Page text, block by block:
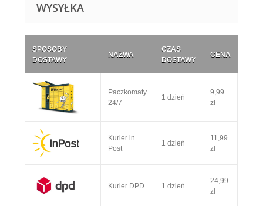
WYSYŁKA
SPOSOBY
DOSTAWY
NAZWA
CZAS
DOSTAWY
CENA
Paczkomaty
24/7
1 dzień
9,99
zł
Kurier in
Post
1 dzień
11,99
zł
Kurier DPD 1 dzień
24,99
zł